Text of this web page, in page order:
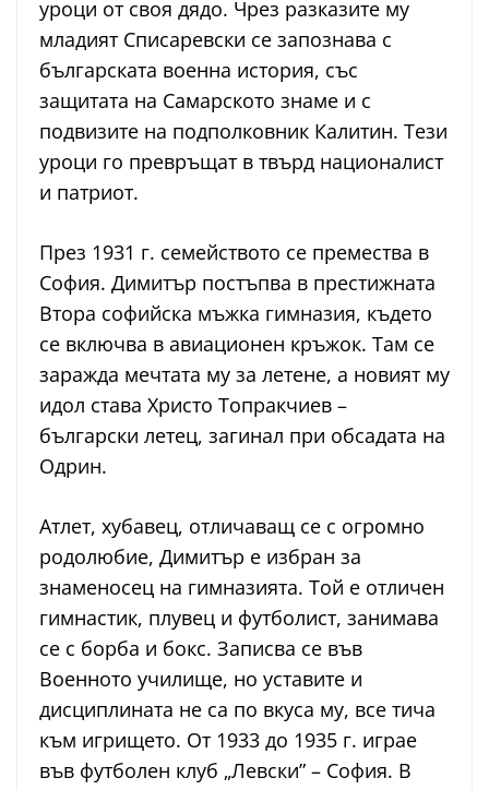
уроци от своя дядо. Чрез разказите му
младият Списаревски се запознава с
българската военна история, със
защитата на Самарското знаме и с
подвизите на подполковник Калитин. Тези
уроци го превръщат в твърд националист
и патриот.
През 1931 г. семейството се премества в
София. Димитър постъпва в престижната
Втора софийска мъжка гимназия, където
се включва в авиационен кръжок. Там се
заражда мечтата му за летене, а новият му
идол става Христо Топракчиев –
български летец, загинал при обсадата на
Одрин.
Атлет, хубавец, отличаващ се с огромно
родолюбие, Димитър е избран за
знаменосец на гимназията. Той е отличен
гимнастик, плувец и футболист, занимава
се с борба и бокс. Записва се във
Военното училище, но уставите и
дисциплината не са по вкуса му, все тича
към игрището. От 1933 до 1935 г. играе
във футболен клуб „Левски” – София. В